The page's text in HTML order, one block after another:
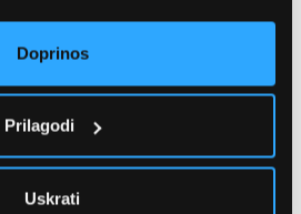
Doprinos
Prilagodi
Uskrati
Sencor SFD 7750SS
crni
202,99 EUR